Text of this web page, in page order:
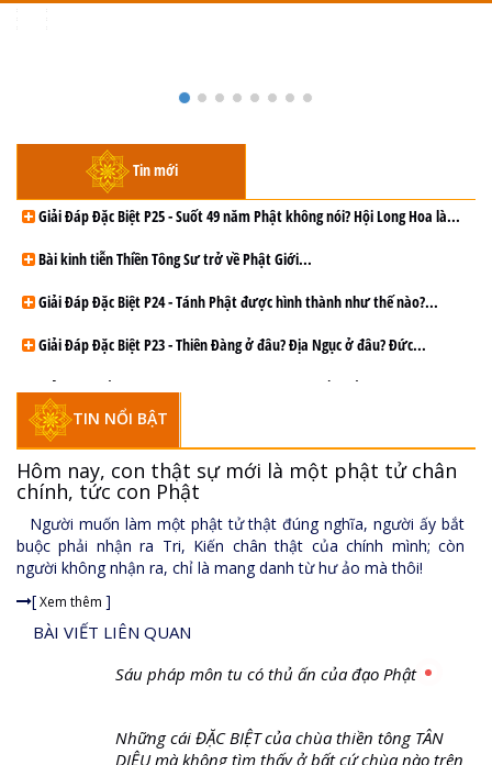
Tin mới
Giải Đáp Đặc Biệt P25 - Suốt 49 năm Phật không nói? Hội Long Hoa là...
Bài kinh tiễn Thiền Tông Sư trở về Phật Giới...
Giải Đáp Đặc Biệt P24 - Tánh Phật được hình thành như thế nào?...
Giải Đáp Đặc Biệt P23 - Thiên Đàng ở đâu? Địa Ngục ở đâu? Đức...
Giải Đáp Thiền Tông Đặc Biệt P22 - Tại sao Trái đất nhiều Thiên tai...
Giải Đáp Thiền Tông Đặc Biệt P21 - Tại sao Đức Phật bước đi 7...
Giải đáp về Lễ tiễn Thiền Tông sư Ngọc Lâm về Phật giới...
Nghi thức kính tiễn thiền tông sư Ngọc Lâm trở về phật giới...
Đài VTV1 làm phóng sự Chào Xuân về Chùa Thiền Tông Tân Diệu | TTTD...
Giải Đáp Thiền Tông Đặc Biệt Phần 20 - Bác Nguyễn Nhân là ai? Phiền...
Chùa Thiền Tông Tân Diệu Xin Hoạt Động Đúng Luật Tự Do Tôn Giáo...
Giải đáp Thiền tông P19 - Ma Vương là ai? Cha để đức cho con?...
Giải đáp Thiền tông P18 - Cõi vô sanh ở đâu? Tại sao Việt Nam là nơi...
TIN NỔI BẬT
Hôm nay, con thật sự mới là một phật tử chân
chính, tức con Phật
Người muốn làm một phật tử thật đúng nghĩa, người ấy bắt
buộc phải nhận ra Tri, Kiến chân thật của chính mình; còn
người không nhận ra, chỉ là mang danh từ hư ảo mà thôi!
[Xem thêm ]
BÀI VIẾT LIÊN QUAN
Sáu pháp môn tu có thủ ấn của đạo Phật
Những cái ĐẶC BIỆT của chùa thiền tông TÂN
DIỆU mà không tìm thấy ở bất cứ chùa nào trên